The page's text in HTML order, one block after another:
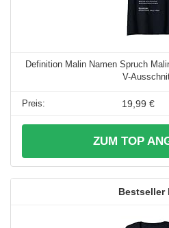
Definition Malin Namen Spruch
V-
19,99 €
ZUM TOP